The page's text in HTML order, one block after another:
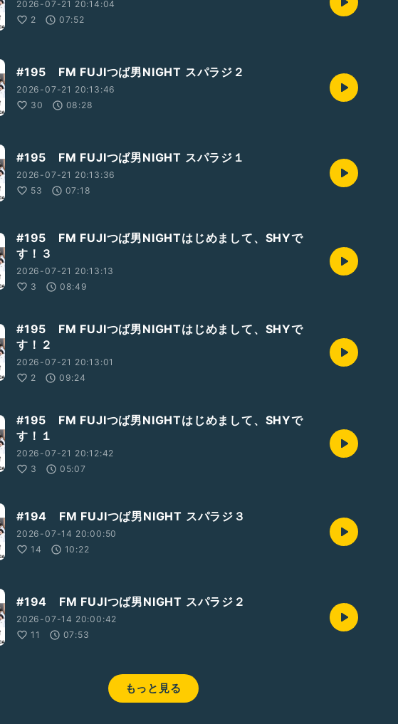
2026-07-21 20:14:04
2
07:52
#195 FM FUJIつば男NIGHT スパラジ２
2026-07-21 20:13:46
30
08:28
#195 FM FUJIつば男NIGHT スパラジ１
2026-07-21 20:13:36
53
07:18
#195 FM FUJIつば男NIGHTはじめまして、SHYで
す！３
2026-07-21 20:13:13
3
08:49
#195 FM FUJIつば男NIGHTはじめまして、SHYで
す！２
2026-07-21 20:13:01
2
09:24
#195 FM FUJIつば男NIGHTはじめまして、SHYで
す！１
2026-07-21 20:12:42
3
05:07
#194 FM FUJIつば男NIGHT スパラジ３
2026-07-14 20:00:50
14
10:22
#194 FM FUJIつば男NIGHT スパラジ２
2026-07-14 20:00:42
11
07:53
もっと見る